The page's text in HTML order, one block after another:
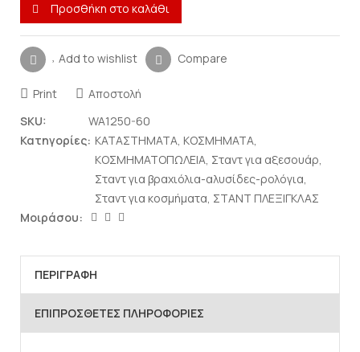
Προσθήκη στο καλάθι
Add to wishlist Compare
Print
Αποστολή
SKU:
WA1250-60
Κατηγορίες: ΚΑΤΑΣΤΗΜΑΤΑ, ΚΟΣΜΗΜΑΤΑ,
ΚΟΣΜΗΜΑΤΟΠΩΛΕΙΑ, Σταντ για αξεσουάρ,
Σταντ για βραχιόλια-αλυσίδες-ρολόγια,
Σταντ για κοσμήματα, ΣΤΑΝΤ ΠΛΕΞΙΓΚΛΑΣ
Μοιράσου:
ΠΕΡΙΓΡΑΦΉ
ΕΠΙΠΡΌΣΘΕΤΕΣ ΠΛΗΡΟΦΟΡΊΕΣ